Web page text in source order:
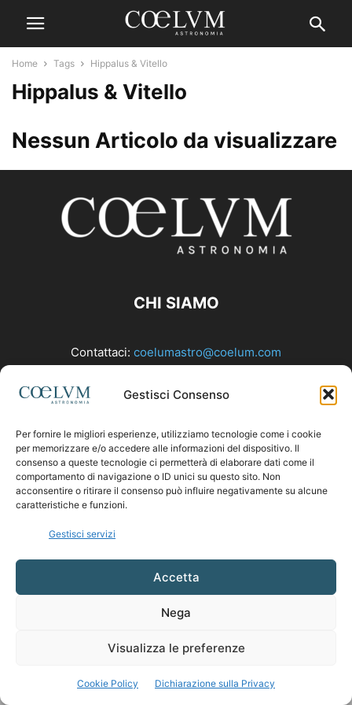
Gestisci Consenso
Per fornire le migliori esperienze, utilizziamo tecnologie come i cookie
per memorizzare e/o accedere alle informazioni del dispositivo. Il
consenso a queste tecnologie ci permetterà di elaborare dati come il
comportamento di navigazione o ID unici su questo sito. Non
acconsentire o ritirare il consenso può influire negativamente su alcune
caratteristiche e funzioni.
Gestisci servizi
Accetta
Nega
Visualizza le preferenze
Cookie Policy Dichiarazione sulla Privacy
Home Tags Hippalus & Vitello
Hippalus & Vitello
Nessun Articolo da visualizzare
CHI SIAMO
Contattaci: coelumastro@coelum.com
SEGUICI